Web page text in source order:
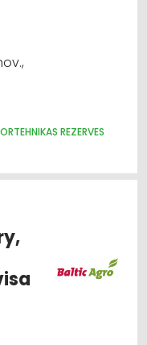
REZERVES